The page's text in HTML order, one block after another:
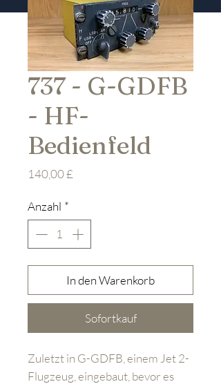
737 - G-GDFB
- HF-
Bedienfeld
140,00 £
Anzahl *
In den Warenkorb
Sofortkauf
Zuletzt in G-GDFB, einem Jet 2-
Flugzeug, eingebaut, bevor es